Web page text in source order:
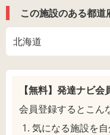
この施設のある都道
北海道
【無料】発達ナビ会
会員登録するとこん
気になる施設を